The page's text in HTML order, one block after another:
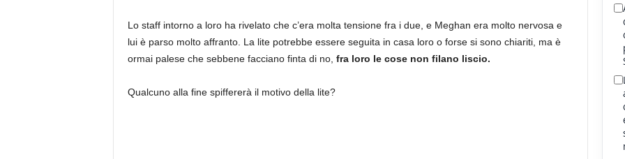
Lo staff intorno a loro ha rivelato che c’era molta tensione fra i due, e Meghan era molto nervosa e
lui è parso molto affranto. La lite potrebbe essere seguita in casa loro o forse si sono chiariti, ma è
ormai palese che sebbene facciano finta di no, fra loro le cose non filano liscio.
Qualcuno alla fine spiffererà il motivo della lite?